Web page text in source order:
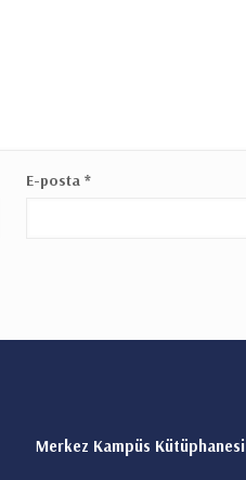
E-posta*
Merkez Kampüs Kütüphanesi